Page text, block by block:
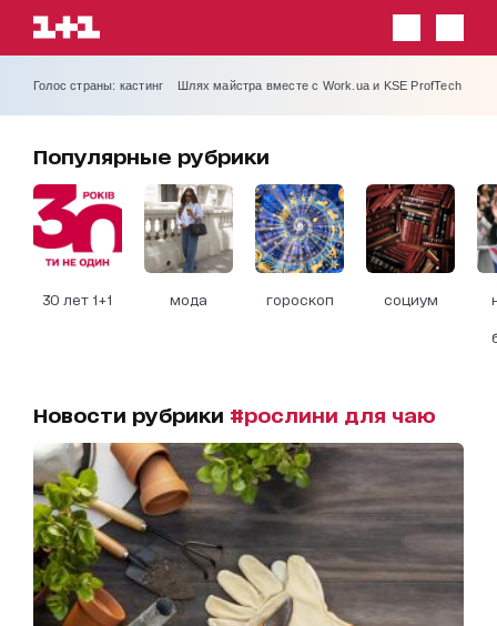
Голос страны: кастинг Шлях майстра вместе с Work.ua и KSE ProfTech
Популярные рубрики
30 лет 1+1 мода гороскоп социум
Новости рубрики #рослини для чаю